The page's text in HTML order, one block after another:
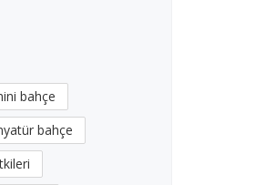
bahçe
bahçe